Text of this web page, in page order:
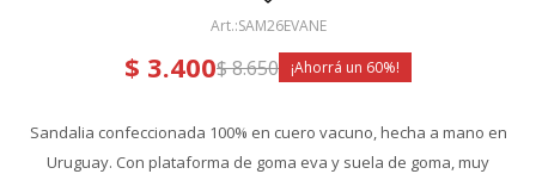
SAM26EVANE
$ 3.400$8.650 60
Sandalia confeccionada 100% en cuero vacuno, hecha a mano en
Uruguay. Con plataforma de goma eva y suela de goma, muy